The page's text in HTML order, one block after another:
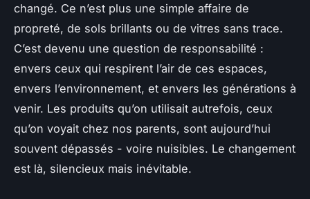
changé. Ce n’est plus une simple affaire de
propreté, de sols brillants ou de vitres sans trace.
C’est devenu une question de responsabilité :
envers ceux qui respirent l’air de ces espaces,
envers l’environnement, et envers les générations à
venir. Les produits qu’on utilisait autrefois, ceux
qu’on voyait chez nos parents, sont aujourd’hui
souvent dépassés - voire nuisibles. Le changement
est là, silencieux mais inévitable.